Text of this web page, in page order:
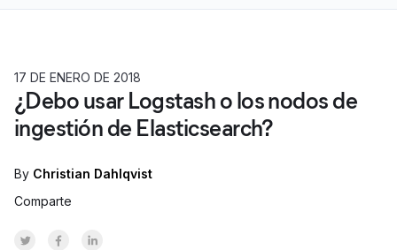
17 DE ENERO DE 2018
¿Debo usar Logstash o los nodos de
ingestión de Elasticsearch?
By Christian Dahlqvist
Comparte
Share on Twitter
Share on Facebook
Share on LinkedInr